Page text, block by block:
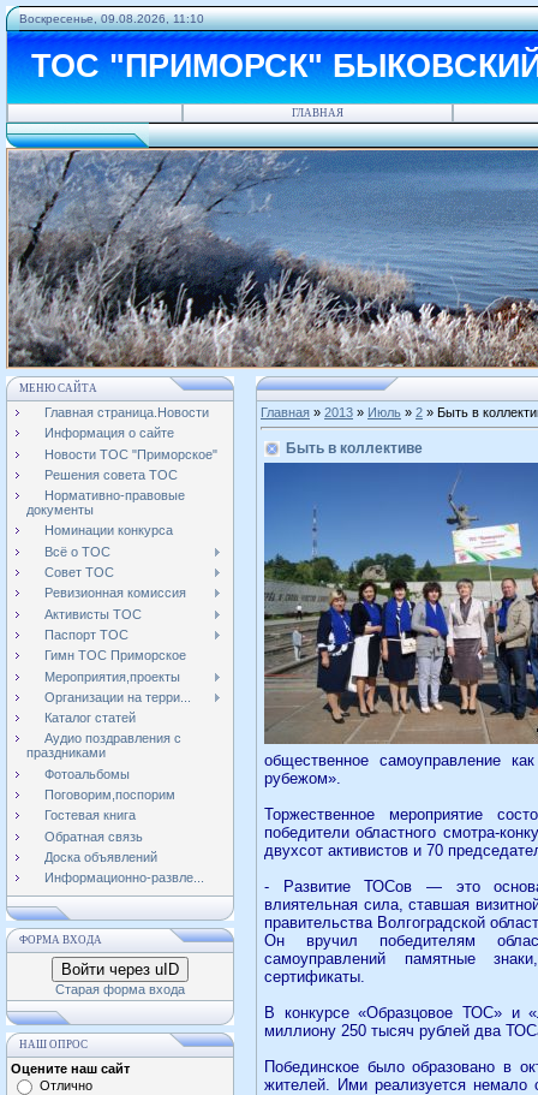
Воскресенье, 09.08.2026, 11:10
ТОС "ПРИМОРСК"
ГЛАВНАЯ
МЕНЮ САЙТА
Главная страница.Новости
Информация о сайте
Новости ТОС "Приморское"
Решения совета ТОС
Нормативно-правовые
документы
Номинации конкурса
Всё о ТОС
Совет ТОС
Ревизионная комиссия
Активисты ТОС
Паспорт ТОС
Гимн ТОС Приморское
Мероприятия,проекты
Организации на терри...
Каталог статей
Аудио поздравления с
праздниками
Фотоальбомы
Поговорим,поспорим
Гостевая книга
Обратная связь
Доска объявлений
Информационно-развле...
ФОРМА ВХОДА
Войти через uID
Старая форма входа
НАШ ОПРОС
Оцените наш сайт
Отлично
Главная » 2013 » Июль » 2 » Быть в
Быть в коллективе
общественное самоуправление
рубежом».
Торжественное мероприятие
победители областного смотра-
двухсот активистов и 70
- Развитие ТОСов — это
влиятельная сила, ставшая
правительства Волгоградской
Он вручил победителям
самоуправлений памятные
сертификаты.
В конкурсе «Образцовое ТОС» и
миллиону 250 тысяч рублей два
Побединское было образовано в
жителей. Ими реализуется немало